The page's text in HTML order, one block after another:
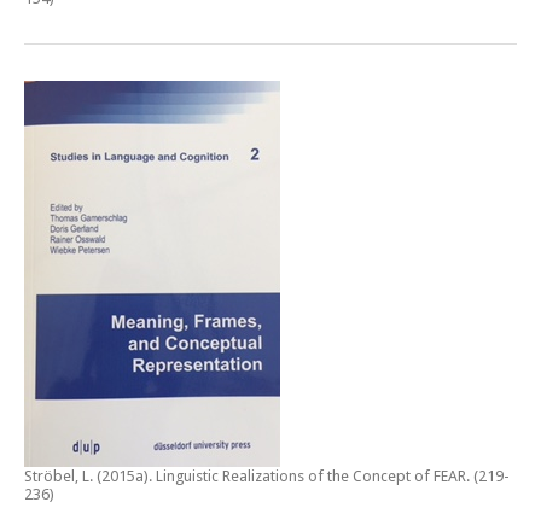
Ströbel, L. (2015a). Linguistic Realizations of the Concept of FEAR. (219-
236)